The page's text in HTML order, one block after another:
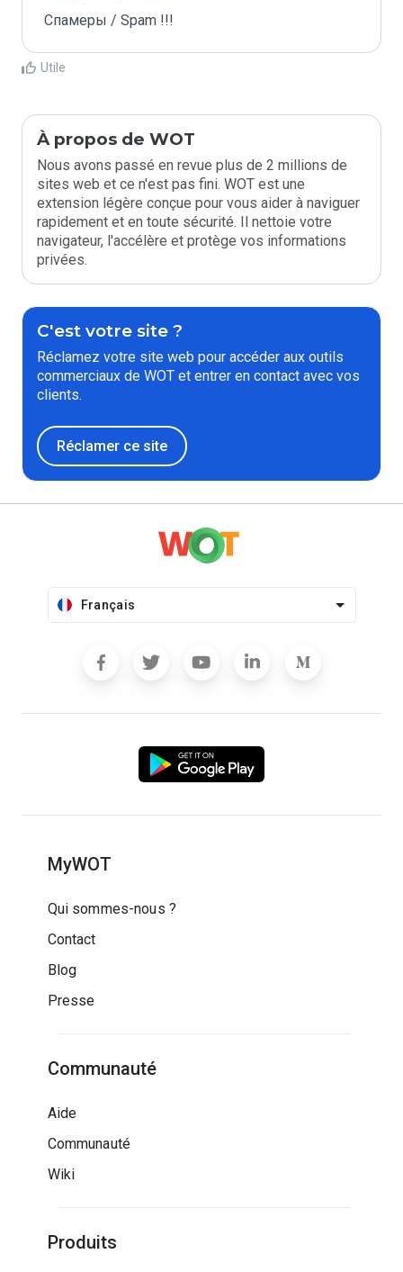
Спамеры / Spam !!!
Utile
À propos de WOT
Nous avons passé en revue plus de 2 millions de
sites web et ce n'est pas fini. WOT est une
extension légère conçue pour vous aider à naviguer
rapidement et en toute sécurité. Il nettoie votre
navigateur, l'accélère et protège vos informations
privées.
C'est votre site ?
Réclamez votre site web pour accéder aux outils
commerciaux de WOT et entrer en contact avec vos
clients.
Réclamer ce site
Français
MyWOT
Qui sommes-nous ?
Contact
Blog
Presse
Communauté
Aide
Communauté
Wiki
Produits